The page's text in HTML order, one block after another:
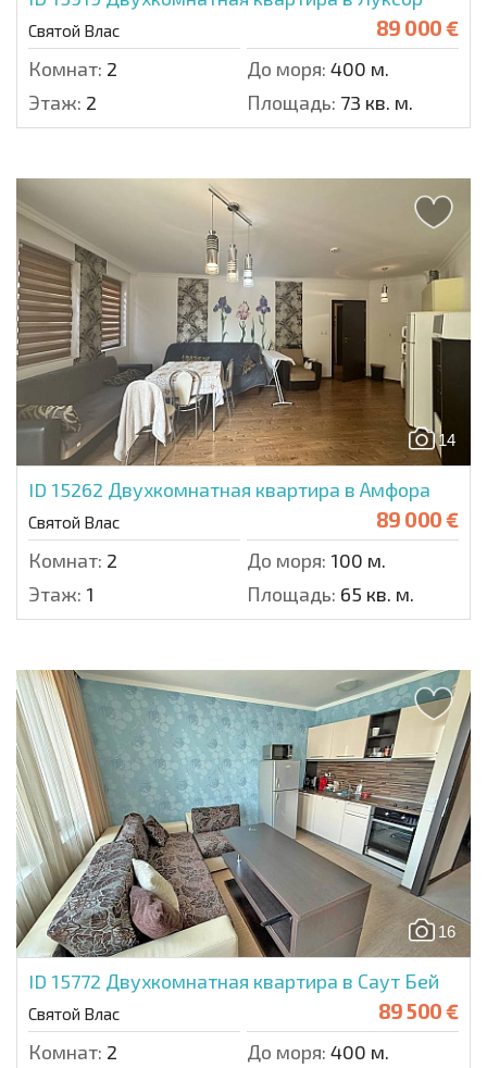
Святой Влас 89 000 €
Комнат: 2 До моря: 400 м.
Этаж: 2 Площадь: 73 кв. м.
14
ID 15262 Двухкомнатная квартира в Амфора
Святой Влас 89 000 €
Комнат: 2 До моря: 100 м.
Этаж: 1 Площадь: 65 кв. м.
16
ID 15772 Двухкомнатная квартира в Саут Бей
Святой Влас 89 500 €
Комнат: 2 До моря: 400 м.